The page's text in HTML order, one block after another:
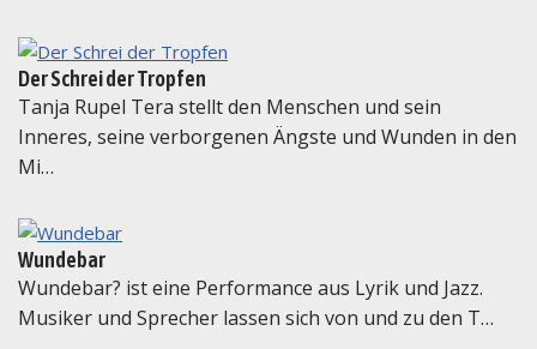
Der Schrei der Tropfen
Tanja Rupel Tera stellt den Menschen und sein
Inneres, seine verborgenen Ängste und Wunden in den
Mi…
Wundebar
Wundebar? ist eine Performance aus Lyrik und Jazz.
Musiker und Sprecher lassen sich von und zu den T…